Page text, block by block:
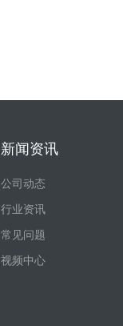
新闻资讯
公司动态
行业资讯
常见问题
视频中心